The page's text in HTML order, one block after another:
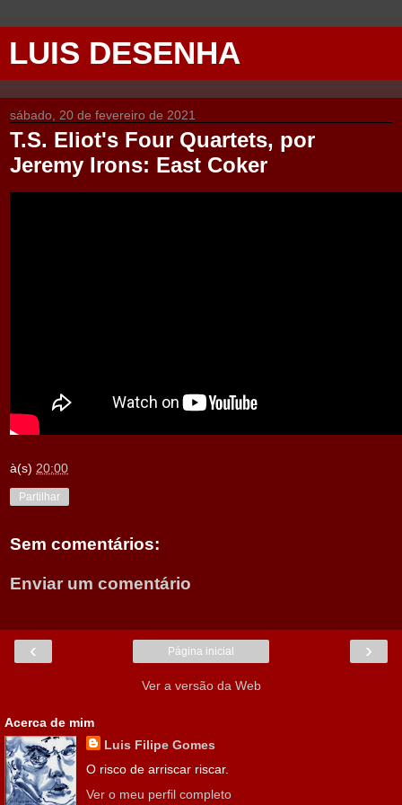
LUIS DESENHA
sábado, 20 de fevereiro de 2021
T.S. Eliot's Four Quartets, por
Jeremy Irons: East Coker
à(s) 20:00
Partilhar
Sem comentários:
Enviar um comentário
‹ ›
Página inicial
Ver a versão da Web
Acerca de mim
Luis Filipe Gomes
O risco de arriscar riscar.
Ver o meu perfil completo